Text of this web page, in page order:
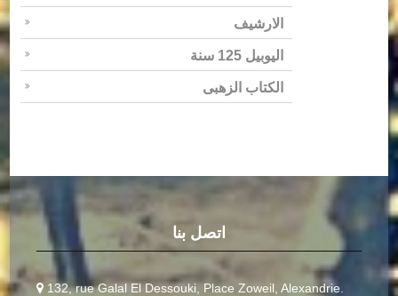
الارشيف
اليوبيل 125 سنة
الكتاب الزهبى
اتصل بنا
132, rue Galal El Dessouki, Place Zoweil, Alexandrie.